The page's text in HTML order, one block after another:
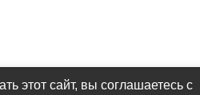
этот сайт, вы соглашаетесь с